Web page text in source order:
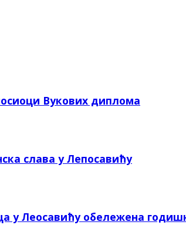
Вукових диплома
слава у Лепосавићу
у Леосавићу обележена